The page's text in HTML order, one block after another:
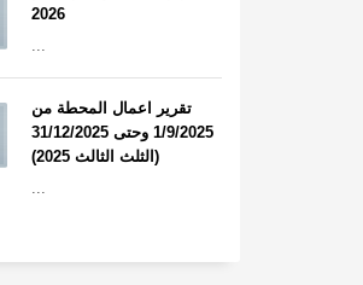
2026
...
تقرير اعمال المحطة من
1/9/2025 وحتى 31/12/2025
(الثلث الثالث 2025)
...